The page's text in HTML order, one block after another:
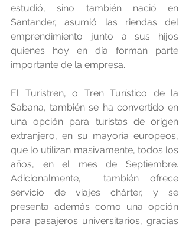
estudió, sino también nació en
Santander, asumió las riendas del
emprendimiento junto a sus hijos
quienes hoy en día forman parte
importante de la empresa.
El Turistren, o Tren Turístico de la
Sabana, también se ha convertido en
una opción para turistas de origen
extranjero, en su mayoría europeos,
que lo utilizan masivamente, todos los
años, en el mes de Septiembre.
Adicionalmente,  también ofrece
servicio de viajes chárter, y se
presenta además como una opción
para pasajeros universitarios, gracias